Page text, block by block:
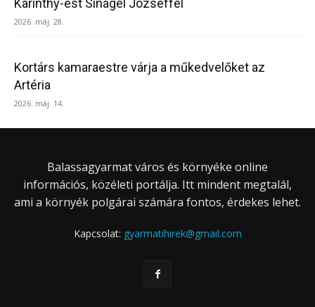
Karinthy-est Sinágel Józseffel
2026. máj. 28.
Kortárs kamaraestre várja a műkedvelőket az
Artéria
2026. máj. 14.
Balassagyarmat város és környéke online
információs, közéleti portálja. Itt mindent megtalál,
ami a környék polgárai számára fontos, érdekes lehet.
Kapcsolat: gyarmatihirek@gmail.com